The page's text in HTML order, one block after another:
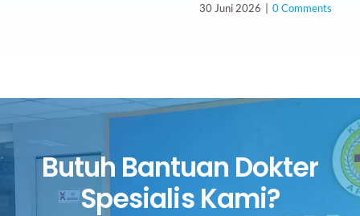
30 Juni 2026 0 Comments
Butuh Bantuan Dokter
Spesialis Kami?